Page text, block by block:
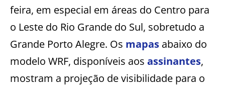
feira, em especial em áreas do Centro para
o Leste do Rio Grande do Sul, sobretudo a
Grande Porto Alegre. Os mapas abaixo do
modelo WRF, disponíveis aos assinantes,
mostram a projeção de visibilidade para o